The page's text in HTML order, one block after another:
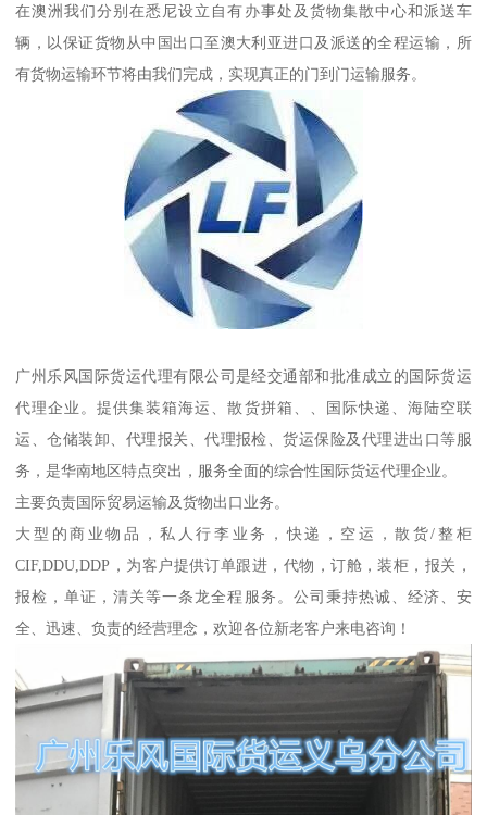
在澳洲我们分别在悉尼设立自有办事处及货物集散中心和派送车
辆，以保证货物从中国出口至澳大利亚进口及派送的全程运输，所
有货物运输环节将由我们完成，实现真正的门到门运输服务。
广州乐风国际货运代理有限公司是经交通部和批准成立的国际货运
代理企业。提供集装箱海运、散货拼箱、、国际快递、海陆空联
运、仓储装卸、代理报关、代理报检、货运保险及代理进出口等服
务，是华南地区特点突出，服务全面的综合性国际货运代理企业。
主要负责国际贸易运输及货物出口业务。
大型的商业物品，私人行李业务，快递，空运，散货/整柜
CIF,DDU,DDP，为客户提供订单跟进，代物，订舱，装柜，报关，
报检，单证，清关等一条龙全程服务。公司秉持热诚、经济、安
全、迅速、负责的经营理念，欢迎各位新老客户来电咨询！